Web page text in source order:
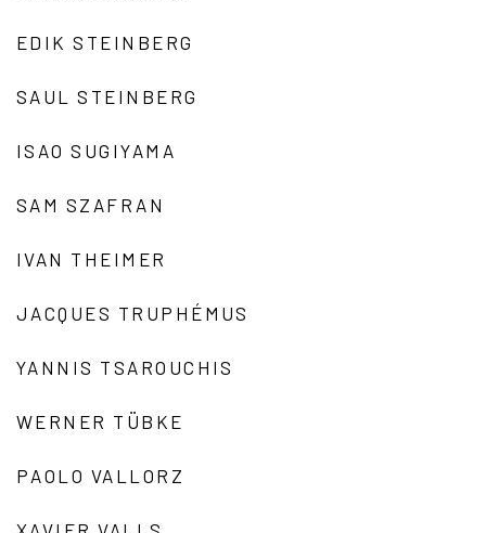
EDIK STEINBERG
SAUL STEINBERG
ISAO SUGIYAMA
SAM SZAFRAN
IVAN THEIMER
JACQUES TRUPHÉMUS
YANNIS TSAROUCHIS
WERNER TÜBKE
PAOLO VALLORZ